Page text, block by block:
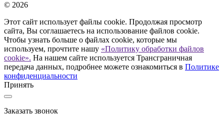
© 2026
Этот сайт использует файлы cookie. Продолжая просмотр
сайта, Вы соглашаетесь на использование файлов cookie.
Чтобы узнать больше о файлах cookie, которые мы
используем, прочтите нашу «Политику обработки файлов
cookie». На нашем сайте используется Трансграничная
передача данных, подробнее можете ознакомиться в Политике
конфиденциальности
Принять
Заказать звонок